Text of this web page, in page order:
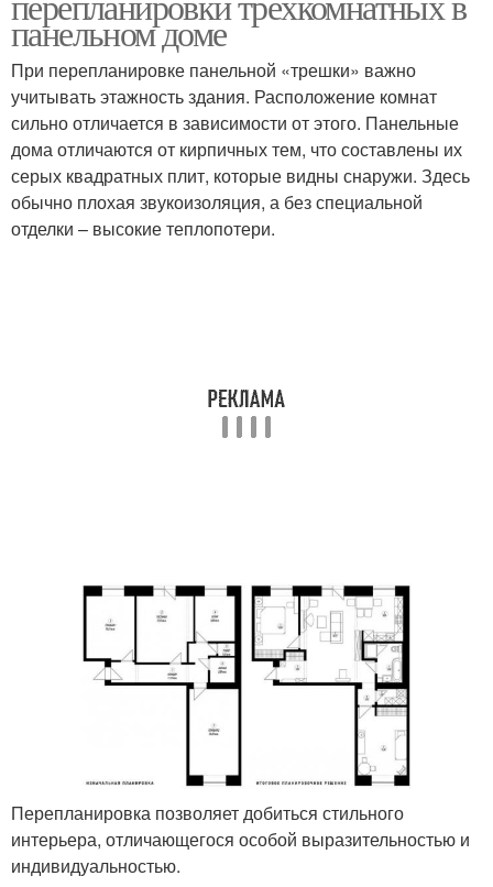
панельном доме
При перепланировке панельной «трешки» важно
учитывать этажность здания. Расположение комнат
сильно отличается в зависимости от этого. Панельные
дома отличаются от кирпичных тем, что составлены их
серых квадратных плит, которые видны снаружи. Здесь
обычно плохая звукоизоляция, а без специальной
отделки – высокие теплопотери.
Перепланировка позволяет добиться стильного
интерьера, отличающегося особой выразительностью и
индивидуальностью.